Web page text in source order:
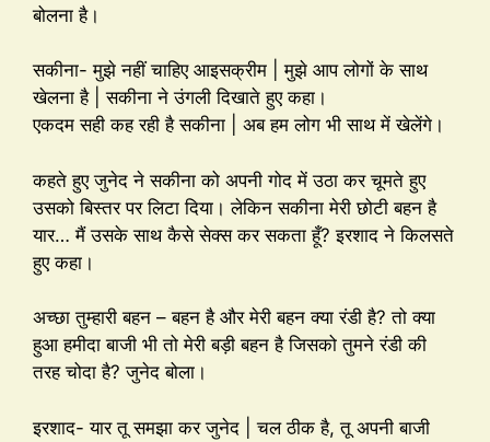
बोलना है।
सकीना- मुझे नहीं चाहिए आइसक्रीम | मुझे आप लोगों के साथ
खेलना है | सकीना ने उंगली दिखाते हुए कहा।
एकदम सही कह रही है सकीना | अब हम लोग भी साथ में खेलेंगे।
कहते हुए जुनेद ने सकीना को अपनी गोद में उठा कर चूमते हुए
उसको बिस्तर पर लिटा दिया। लेकिन सकीना मेरी छोटी बहन है
यार… मैं उसके साथ कैसे सेक्स कर सकता हूँ? इरशाद ने किलसते
हुए कहा।
अच्छा तुम्हारी बहन – बहन है और मेरी बहन क्या रंडी है? तो क्या
हुआ हमीदा बाजी भी तो मेरी बड़ी बहन है जिसको तुमने रंडी की
तरह चोदा है? जुनेद बोला।
इरशाद- यार तू समझा कर जुनेद | चल ठीक है, तू अपनी बाजी